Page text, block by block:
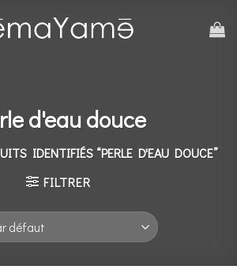
d'eau douce
IDENTIFIÉS “PERLE D'EAU DOUCE”
FILTRER